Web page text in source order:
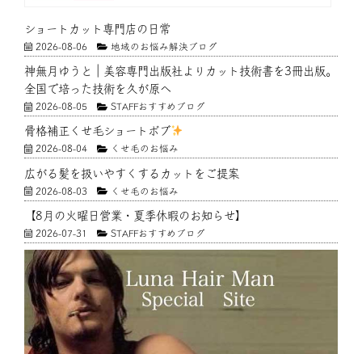
ショートカット専門店の日常
2026-08-06 地域のお悩み解決ブログ
神無月ゆうと｜美容専門出版社よりカット技術書を3冊出版。
全国で培った技術を久が原へ
2026-08-05 STAFFおすすめブログ
骨格補正くせ毛ショートボブ
2026-08-04 くせ毛のお悩み
広がる髪を扱いやすくするカットをご提案
2026-08-03 くせ毛のお悩み
【8月の火曜日営業・夏季休暇のお知らせ】
2026-07-31 STAFFおすすめブログ